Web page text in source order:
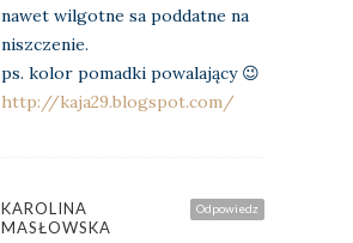
nawet wilgotne sa poddatne na
niszczenie.
ps. kolor pomadki powalający 😉
http://kaja29.blogspot.com/
Odpowiedz
KAROLINA
MASŁOWSKA